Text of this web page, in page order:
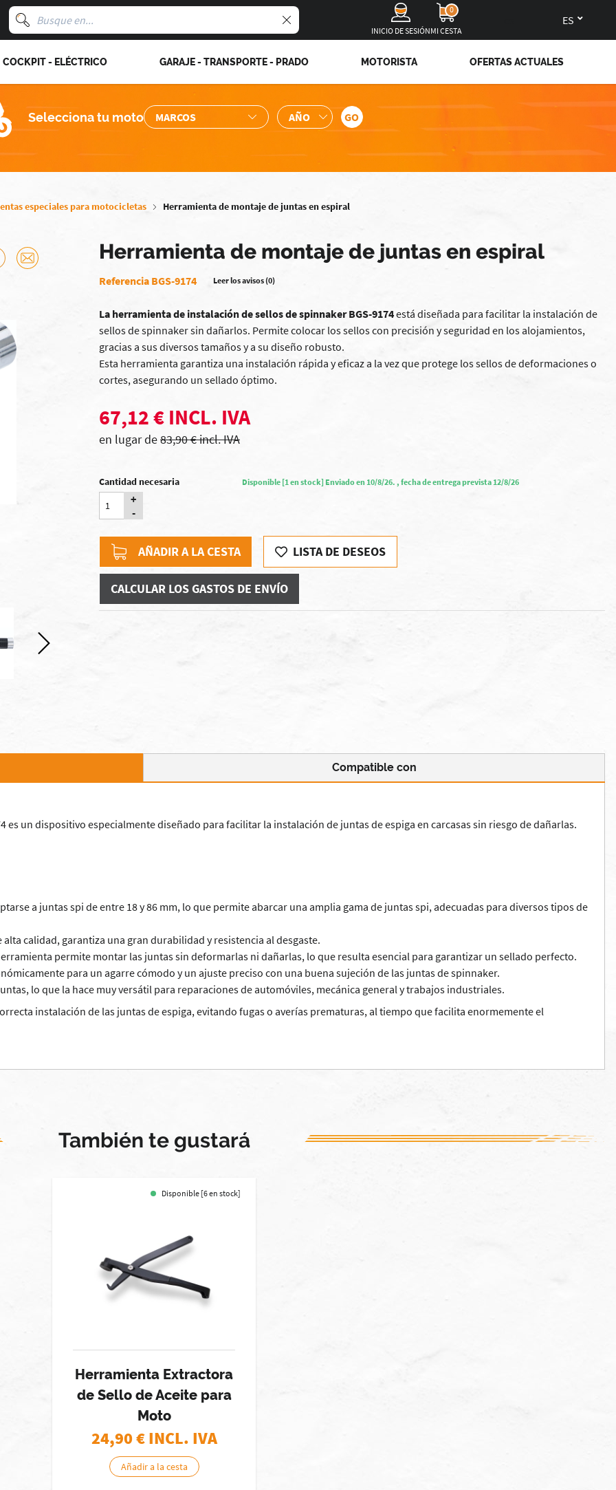
INICIO DE SESIÓN
0
MI CESTA
COCKPIT - ELÉCTRICO GARAJE - TRANSPORTE - PRADO MOTORISTA OFERTAS ACTUALES
Selecciona tu moto
especiales para motocicletas Herramienta de montaje de juntas en espiral
Herramienta de montaje de juntas en espiral
Referencia BGS-9174 Leer los avisos (0)
La herramienta de instalación de sellos de spinnaker BGS-9174está diseñada para facilitar la instalación de
sellos de spinnaker sin dañarlos. Permite colocar los sellos con precisión y seguridad en los alojamientos,
gracias a sus diversos tamaños y a su diseño robusto.
Esta herramienta garantiza una instalación rápida y eficaz a la vez que protege los sellos de deformaciones o
cortes, asegurando un sellado óptimo.
67,12 € INCL. IVA
en lugar de83,90 € incl. IVA
Cantidad necesaria
+
-
Disponible [1 en stock] Enviado en 10/8/26. , fecha de entrega prevista 12/8/26
AÑADIR A LA CESTA LISTA DE DESEOS
CALCULAR LOS GASTOS DE ENVÍO
Compatible con
es un dispositivo especialmente diseñado para facilitar la instalación de juntas de espiga en carcasas sin riesgo de dañarlas.
a juntas spi de entre 18 y 86 mm, lo que permite abarcar una amplia gama de juntas spi, adecuadas para diversos tipos de
calidad, garantiza una gran durabilidad y resistencia al desgaste.
permite montar las juntas sin deformarlas ni dañarlas, lo que resulta esencial para garantizar un sellado perfecto.
para un agarre cómodo y un ajuste preciso con una buena sujeción de las juntas de spinnaker.
lo que la hace muy versátil para reparaciones de automóviles, mecánica general y trabajos industriales.
instalación de las juntas de espiga, evitando fugas o averías prematuras, al tiempo que facilita enormemente el
También te gustará
Disponible [6 en stock]
Herramienta Extractora
de Sello de Aceite para
Moto
24,90€ INCL. IVA
Añadir a la cesta